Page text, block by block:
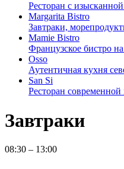
Ресторан с
Margarita Bistro
Завтраки,
Mamie Bistro
Французское бистро
Osso
Аутентичная кухня
San Si
Ресторан
Завтраки
08:30 – 13:00